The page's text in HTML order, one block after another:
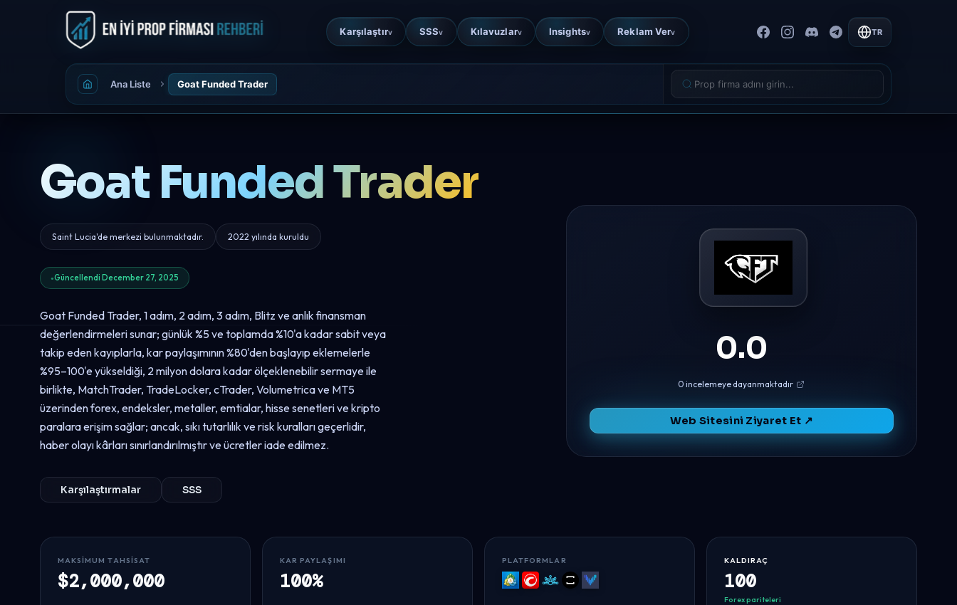
Karşılaştırv SSSv Kılavuzlarv Insightsv Reklam Verv TR
Ana Liste Goat Funded Trader
Goat Funded Trader
Saint Lucia'de merkezi bulunmaktadır. 2022 yılında kuruldu
Güncellendi December 27, 2025
Goat Funded Trader, 1 adım, 2 adım, 3 adım, Blitz ve anlık finansman
değerlendirmeleri sunar; günlük %5 ve toplamda %10'a kadar sabit veya
takip eden kayıplarla, kar paylaşımının %80'den başlayıp eklemelerle
%95–100'e yükseldiği, 2 milyon dolara kadar ölçeklenebilir sermaye ile
birlikte, MatchTrader, TradeLocker, cTrader, Volumetrica ve MT5
üzerinden forex, endeksler, metaller, emtialar, hisse senetleri ve kripto
paralara erişim sağlar; ancak, sıkı tutarlılık ve risk kuralları geçerlidir,
haber olayı kârları sınırlandırılmıştır ve ücretler iade edilmez.
Karşılaştırmalar SSS
0.0
0 incelemeye dayanmaktadır
Web Sitesini Ziyaret Et ↗
MAKSIMUM TAHSISAT
$2,000,000
KAR PAYLAŞIMI
100%
PLATFORMLAR
MT5 cTrader
Match-TradeLocker
Volumetrica
KALDIRAÇ
100
Forex pariteleri